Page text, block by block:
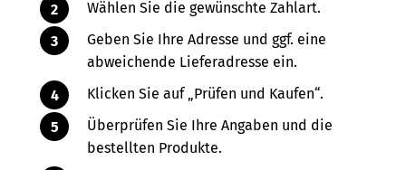
Wählen Sie die gewünschte Zahlart.
Geben Sie Ihre Adresse und ggf. eine
abweichende Lieferadresse ein.
Klicken Sie auf „Prüfen und Kaufen“.
Überprüfen Sie Ihre Angaben und die
bestellten Produkte.